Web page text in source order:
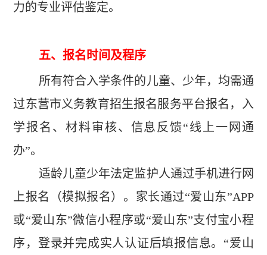
力的专业评估鉴定。
五、报名时间及程序
所有符合入学条件的儿童、少年，均需通
过东营市义务教育招生报名服务平台报名，入
学报名、材料审核、信息反馈“线上一网通
办”。
适龄儿童少年法定监护人通过手机进行网
上报名（模拟报名）。家长通过“爱山东”APP
或“爱山东”微信小程序或“爱山东”支付宝小程
序，登录并完成实人认证后填报信息。“爱山